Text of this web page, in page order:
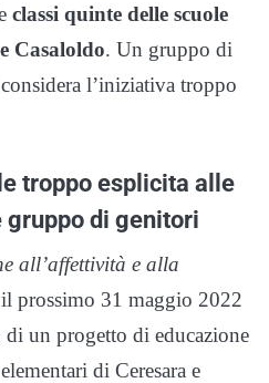
classi quinte delle scuole
Casaloldo. Un gruppo di
l’iniziativa troppo
troppo esplicita alle
di genitori
all’affettività e alla
il prossimo 31 maggio 2022
di un progetto di educazione
di Ceresara e